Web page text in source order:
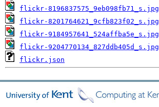
flickr-8196837575_9eb098fb71_s.jpg
flickr-8201764621_9cfb823f02_s.jpg
flickr-9184957641_524affba5e_s.jpg
flickr-9204770134_827ddb405d_s.jpg
flickr.json